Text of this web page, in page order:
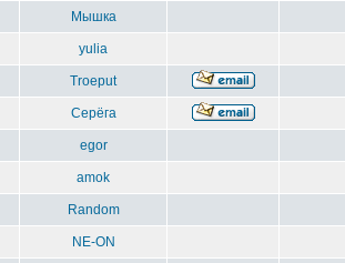
Мышка
yulia
Troeput
Серёга
egor
amok
Random
NE-ON